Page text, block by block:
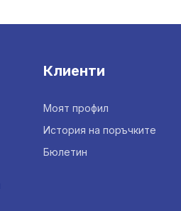
Клиенти
Моят профил
История на поръчките
Бюлетин